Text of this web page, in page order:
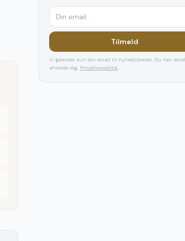
Tilmeld
Vi gemmer kun din email til nyhedsbrevet. Du kan altid
afmelde dig. Privatlivspolitik